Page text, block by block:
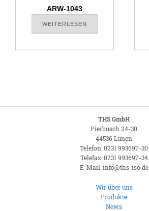
ARW-1043
WEITERLESEN
THS GmbH
Pierbusch 24-30
44536 Lünen
Telefon: 0231 993697-30
Telefax: 0231 993697-34
E-Mail: info@ths-iso.de
Wir über uns
Produkte
News